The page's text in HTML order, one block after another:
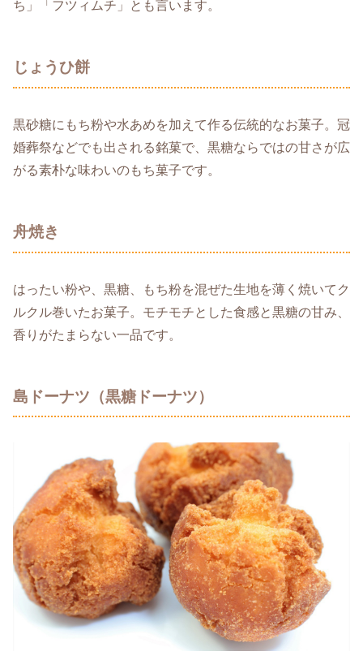
ち」「フツィムチ」とも言います。
じょうひ餅
黒砂糖にもち粉や水あめを加えて作る伝統的なお菓子。冠
婚葬祭などでも出される銘菓で、黒糖ならではの甘さが広
がる素朴な味わいのもち菓子です。
舟焼き
はったい粉や、黒糖、もち粉を混ぜた生地を薄く焼いてク
ルクル巻いたお菓子。モチモチとした食感と黒糖の甘み、
香りがたまらない一品です。
島ドーナツ（黒糖ドーナツ）